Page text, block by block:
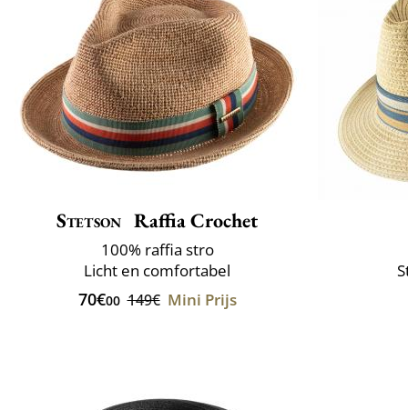
Stetson Raffia Crochet
100% raffia stro
Licht en comfortabel
70€00 149€ Mini Prijs